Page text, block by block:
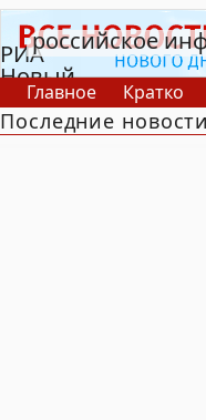
РИА
Новый
День
российское
Главное Кратко
В России
В мире
Последние новости